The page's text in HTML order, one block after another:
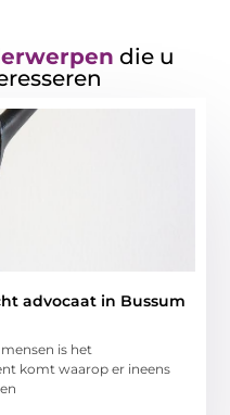
die u
advocaat in Bussum
is het
komt waarop er ineens